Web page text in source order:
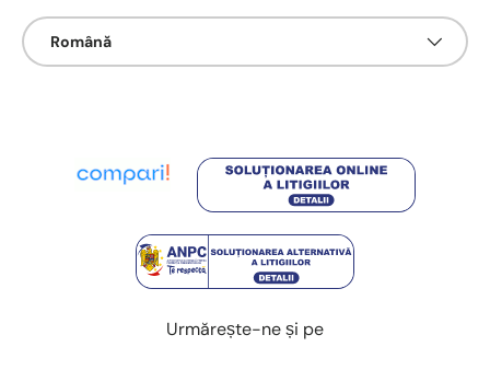
Limbā
Română
Urmărește-ne și pe